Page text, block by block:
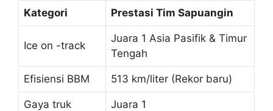
Kategori Prestasi Tim Sapuangin
Ice on -track
Juara 1 Asia Pasifik & Timur
Tengah
Efisiensi BBM 513 km/liter (Rekor baru)
Gaya truk Juara 1